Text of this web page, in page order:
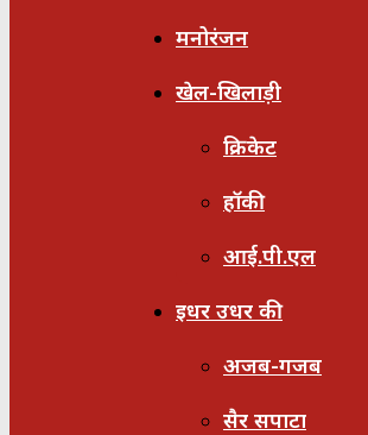
मनोरंजन
खेल-खिलाड़ी
क्रिकेट
हॉकी
आई.पी.एल
इधर उधर की
अजब-गजब
सैर सपाटा